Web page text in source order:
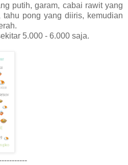
putih, garam, cabai rawit yang
pong yang diiris, kemudian
5.000 - 6.000 saja.